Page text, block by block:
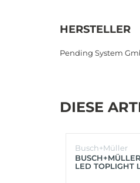
HERSTELLER
Pending System
DIESE
Busch+Müller
LED TOPLIGHT